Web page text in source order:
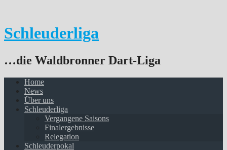
Inhalt
Schleuderliga
…die Waldbronner Dart-Liga
Home
News
Über uns
Schleuderliga
Vergangene Saisons
Finalergebnisse
Relegation
Schleuderpokal